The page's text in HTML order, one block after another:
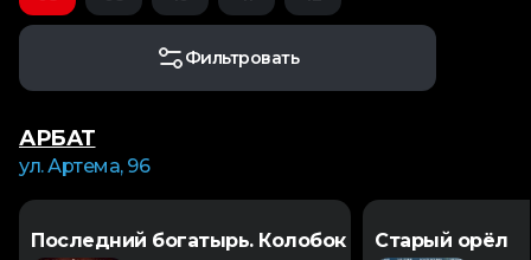
Фильтровать
АРБАТ
ул. Артема, 96
Последний богатырь. Колобок Старый орёл